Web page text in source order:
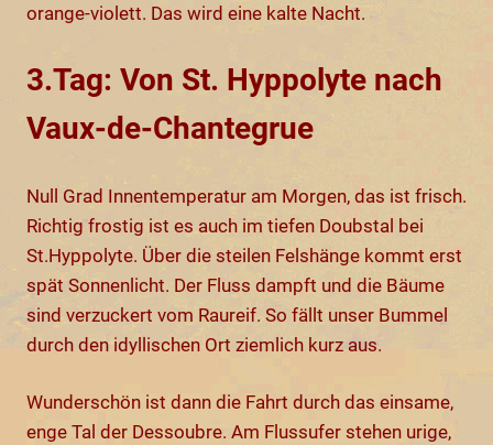
orange-violett. Das wird eine kalte Nacht.
3.Tag: Von St. Hyppolyte nach
Vaux-de-Chantegrue
Null Grad Innentemperatur am Morgen, das ist frisch.
Richtig frostig ist es auch im tiefen Doubstal bei
St.Hyppolyte. Über die steilen Felshänge kommt erst
spät Sonnenlicht. Der Fluss dampft und die Bäume
sind verzuckert vom Raureif. So fällt unser Bummel
durch den idyllischen Ort ziemlich kurz aus.
Wunderschön ist dann die Fahrt durch das einsame,
enge Tal der Dessoubre. Am Flussufer stehen urige,